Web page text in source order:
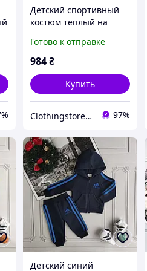
Детский спортивный
костюм теплый на
лет 36-44 размеры
Готово к отправке
984 ₴
Купить
Сlothingstore - стиль та комфорт. 97%
Детский синий